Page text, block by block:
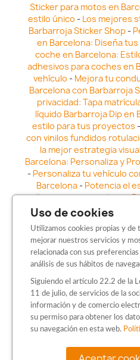
Sticker para motos en
estilo único - Los mejores
Barbarroja Sticker Shop-
en Barcelona: Diseña
coche en Barcelona:
adhesivos para coches en
vehículo - Mejora tu
Barcelona con Barbarroja
privacidad: Tapa
líquido Barbarroja Dip en
estilo para tus proyectos -
con vinilos fundidos
la mejor estrategia visual
Barcelona: Personaliza y
- Personaliza tu vehículo
Barcelona- Potencia el
adhesivos para coche en
calles: Los Mejores
Vinilo para
la Estética y Seguridad del
vehículo con los vinilos
Barcelona-Explora la
Vinilo líquido barbarroja dip
tu vehículo con estilo: Kits
Barcelona-Personaliza tu
para coche en
Pegatinas personalizadas
distinción: Los Mejores
en movimiento: Sticker
Personalización sobre
Uso de cookies
Utilizamos cookies propias y de
mejorar nuestros servicios y
relacionada con sus
análisis de sus hábitos de
Siguiendo el artículo 22.2 de la
11 de julio, de servicios de la
información y de comercio
su permiso para obtener los
su navegación en esta web.